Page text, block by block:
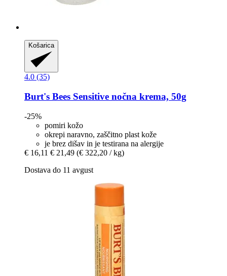
Košarica
4.0 (35)
Burt's Bees Sensitive nočna krema, 50g
-25%
pomiri kožo
okrepi naravno, zaščitno plast kože
je brez dišav in je testirana na alergije
€ 16,11 € 21,49 (€ 322,20 / kg)
Dostava do 11 avgust